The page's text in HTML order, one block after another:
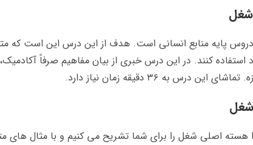
شغل
پایه منابع انسانی است. هدف از این درس این است که
استفاده کنند. در این درس خبری از بیان مفاهیم صرفاً
به ۳۶ دقیقه زمان نیاز دارد.
هسته اصلی شغل را برای شما تشریح می کنیم و با مثال های